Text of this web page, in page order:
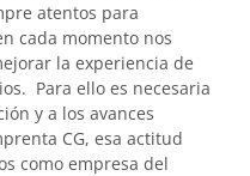
atentos para
cada momento nos
la experiencia de
Para ello es necesaria
y a los avances
CG, esa actitud
como empresa del